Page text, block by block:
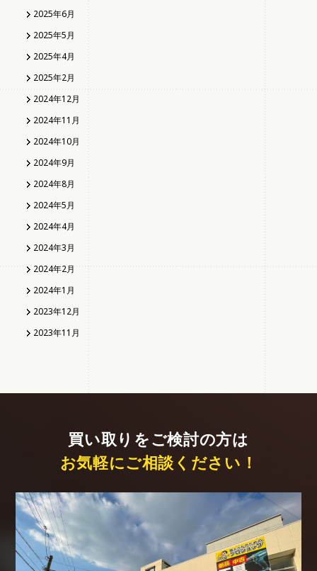
2025年6月
2025年5月
2025年4月
2025年2月
2024年12月
2024年11月
2024年10月
2024年9月
2024年8月
2024年5月
2024年4月
2024年3月
2024年2月
2024年1月
2023年12月
2023年11月
買い取りをご検討の方は
お気軽にご相談ください！